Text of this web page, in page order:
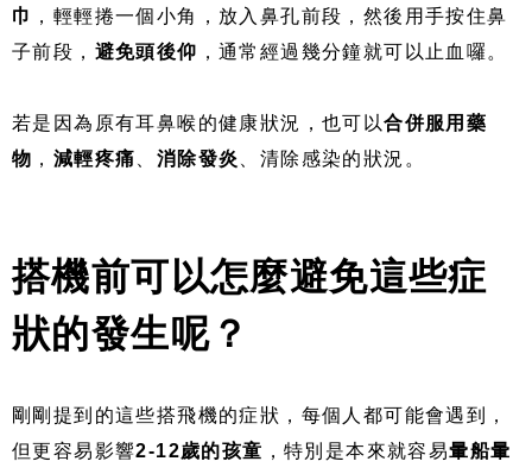
巾 ，輕輕捲一個小角，放入鼻孔前段，然後用手按住鼻
子前段， 避免頭後仰 ，通常經過幾分鐘就可以止血囉。
若是因為原有耳鼻喉的健康狀況，也可以合併服用藥
物 ， 減輕疼痛 消除發炎 、清除感染的狀況。
搭機前可以怎麼避免這些症
狀的發生呢？
剛剛提到的這些搭飛機的症狀，每個人都可能會遇到，
但更容易影響2-12歲的孩童 ，特別是本來就容易暈船暈